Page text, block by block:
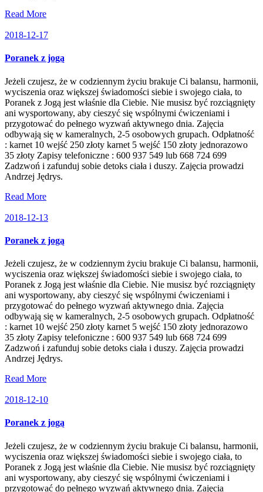
Read More
2018-12-17
Poranek z jogą
Jeżeli czujesz, że w codziennym życiu brakuje Ci balansu, harmonii,
wyciszenia oraz większej świadomości siebie i swojego ciała, to
Poranek z Jogą jest właśnie dla Ciebie. Nie musisz być rozciągnięty
ani wysportowany, aby cieszyć się wspólnymi ćwiczeniami i
przygotować do pełnego wyzwań aktywnego dnia. Zajęcia
odbywają się w kameralnych, 2-5 osobowych grupach. Odpłatność
: karnet 10 wejść 250 złoty karnet 5 wejść 150 złoty jednorazowo
35 złoty Zapisy telefoniczne : 600 937 549 lub 668 724 699
Zadzwoń i zafunduj sobie detoks ciała i duszy. Zajęcia prowadzi
Andrzej Jędrys.
Read More
2018-12-13
Poranek z jogą
Jeżeli czujesz, że w codziennym życiu brakuje Ci balansu, harmonii,
wyciszenia oraz większej świadomości siebie i swojego ciała, to
Poranek z Jogą jest właśnie dla Ciebie. Nie musisz być rozciągnięty
ani wysportowany, aby cieszyć się wspólnymi ćwiczeniami i
przygotować do pełnego wyzwań aktywnego dnia. Zajęcia
odbywają się w kameralnych, 2-5 osobowych grupach. Odpłatność
: karnet 10 wejść 250 złoty karnet 5 wejść 150 złoty jednorazowo
35 złoty Zapisy telefoniczne : 600 937 549 lub 668 724 699
Zadzwoń i zafunduj sobie detoks ciała i duszy. Zajęcia prowadzi
Andrzej Jędrys.
Read More
2018-12-10
Poranek z jogą
Jeżeli czujesz, że w codziennym życiu brakuje Ci balansu, harmonii,
wyciszenia oraz większej świadomości siebie i swojego ciała, to
Poranek z Jogą jest właśnie dla Ciebie. Nie musisz być rozciągnięty
ani wysportowany, aby cieszyć się wspólnymi ćwiczeniami i
przygotować do pełnego wyzwań aktywnego dnia. Zajęcia